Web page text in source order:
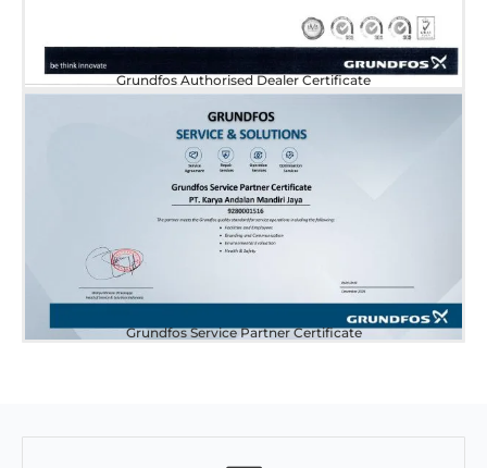
Grundfos Authorised Dealer Certificate
Grundfos Service Partner Certificate